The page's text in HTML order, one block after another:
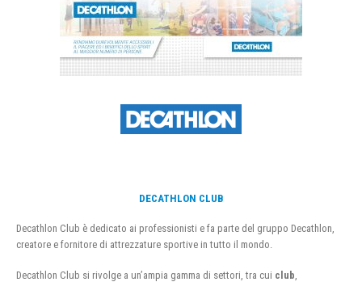
DECATHLON CLUB
Decathlon Club è dedicato ai professionisti e fa parte del gruppo Decathlon,
creatore e fornitore di attrezzature sportive in tutto il mondo.
Decathlon Club si rivolge a un’ampia gamma di settori, tra cui club